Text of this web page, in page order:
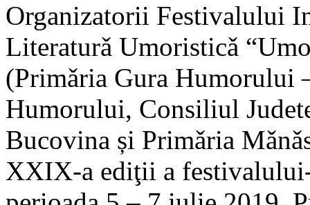
Organizatorii Festivalului
Literaturǎ Umoristicǎ
(Primǎria Gura Humorului
Humorului, Consiliul
Bucovina și Primǎria
XXIX-a ediţii a